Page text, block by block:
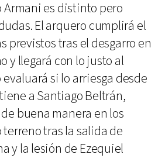
Armani es distinto pero
El arquero cumplirá el
previstos tras el desgarro en
y llegará con lo justo al
si lo arriesga desde
a Santiago Beltrán,
buena manera en los
terreno tras la salida de
y la lesión de Ezequiel